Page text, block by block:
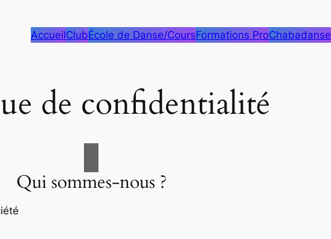
AccueilClubÉcole de Danse/CoursFormations ProChabadanse
de confidentialité
Qui sommes-nous ?